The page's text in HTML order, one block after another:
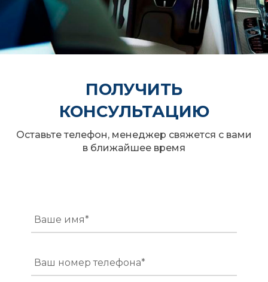
ПОЛУЧИТЬ
КОНСУЛЬТАЦИЮ
Оставьте телефон, менеджер свяжется с вами
в ближайшее время
Ваше имя*
Ваш номер телефона*